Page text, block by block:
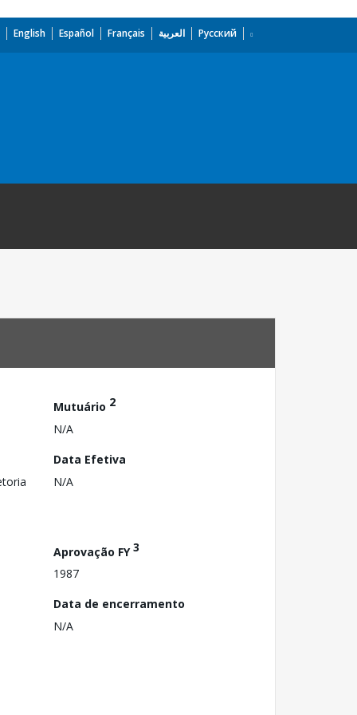
English Español Français العربية Русский
Mutuário 2
N/A
Data Efetiva
N/A
Aprovação FY3
1987
Data de encerramento
N/A